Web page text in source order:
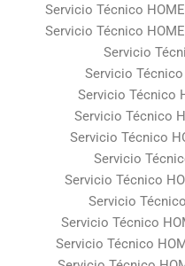
Servicio Técnico
Servicio Técnico
Servicio
Servicio
Servicio Técnico
Servicio Técnico
Servicio Técnico
Servicio
Servicio Técnico
Servicio
Servicio Técnico
Servicio Técnico